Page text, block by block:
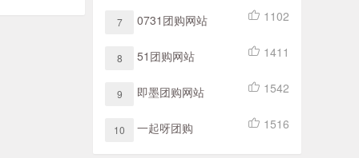
7 0731团购网站 1102
8 51团购网站 1411
9 即墨团购网站 1542
10 一起呀团购 1516